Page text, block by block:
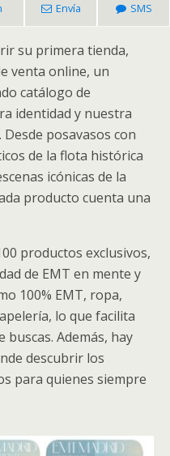
Envía SMS
su primera tienda,
venta online, un
catálogo de
identidad y nuestra
posavasos con
de la flota histórica
icónicas de la
producto cuenta una
productos exclusivos,
de EMT en mente y
100% EMT, ropa,
lo que facilita
Además, hay
descubrir los
para quienes siempre